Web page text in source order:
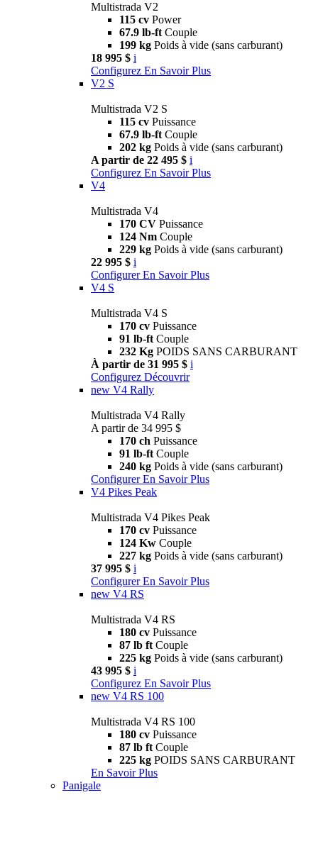
Multistrada V2
115 cv Power
67.9 lb-ft Couple
199 kg Poids à vide (sans carburant)
18 995 $ i
Configurez En Savoir Plus
V2 S
Multistrada V2 S
115 cv Puissance
67.9 lb-ft Couple
202 kg Poids à vide (sans carburant)
A partir de 22 495 $ i
Configurez En Savoir Plus
V4
Multistrada V4
170 CV Puissance
124 Nm Couple
229 kg Poids à vide (sans carburant)
22 995 $ i
Configurer En Savoir Plus
V4 S
Multistrada V4 S
170 cv Puissance
91 lb-ft Couple
232 Kg POIDS SANS CARBURANT
À partir de 31 995 $ i
Configurez Découvrir
new V4 Rally
Multistrada V4 Rally
A partir de 34 995 $
170 ch Puissance
91 lb-ft Couple
240 kg Poids à vide (sans carburant)
Configurer En Savoir Plus
V4 Pikes Peak
Multistrada V4 Pikes Peak
170 cv Puissance
124 Kw Couple
227 kg Poids à vide (sans carburant)
37 995 $ i
Configurer En Savoir Plus
new V4 RS
Multistrada V4 RS
180 cv Puissance
87 lb ft Couple
225 kg Poids à vide (sans carburant)
43 995 $ i
Configurez En Savoir Plus
new V4 RS 100
Multistrada V4 RS 100
180 cv Puissance
87 lb ft Couple
225 kg POIDS SANS CARBURANT
En Savoir Plus
Panigale